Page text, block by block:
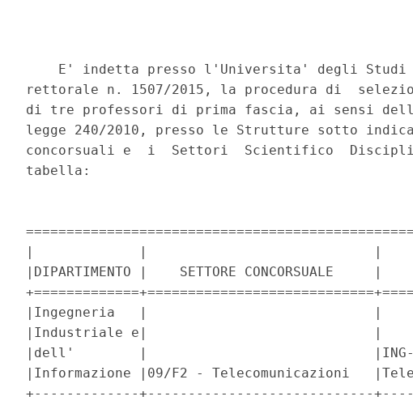
E' indetta presso l'Universita' degli Studi
rettorale n. 1507/2015, la procedura di
di tre professori di prima fascia, ai sensi
legge 240/2010, presso le Strutture sotto
concorsuali e  i  Settori  Scientifico
tabella:
|             |                            |
|DIPARTIMENTO |    SETTORE CONCORSUALE
|Ingegneria   |                            |
|Industriale e|                            |
|dell'        |                            |ING-
|Informazione |09/F2 - Telecomunicazioni
+-------------+----------------------------